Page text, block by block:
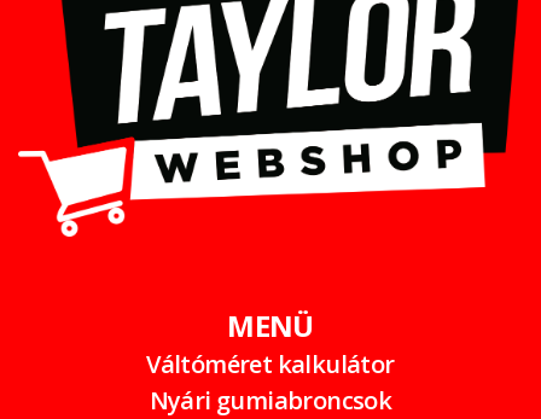
MENÜ
Váltóméret kalkulátor
Nyári gumiabroncsok